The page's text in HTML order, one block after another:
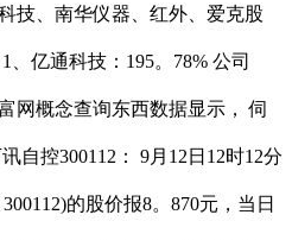
技、南华仪器、红外、爱克股
亿通科技：195。78% 公司
网概念查询东西数据显示， 伺
自控300112： 9月12日12时12分
的股价报8。870元，当日